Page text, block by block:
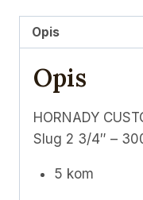
2
3/4"
-
300
gr.
(19,4g)
količina
Opis
Opis
HORNADY
Slug 2 3/4″ –
5 kom